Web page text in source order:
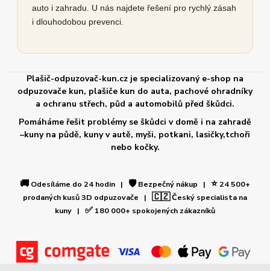
auto i zahradu. U nás najdete řešení pro rychlý zásah
i dlouhodobou prevenci.
Plašič-odpuzovač-kun.cz je specializovaný e-shop na
odpuzovače kun, plašiče kun do auta, pachové ohradníky
a ochranu střech, půd a automobilů před škůdci.
Pomáháme řešit problémy se škůdci v domě i na zahradě
–kuny na půdě, kuny v autě, myši, potkani, lasičky,tchoři
nebo kočky.
🚚 Odesíláme do 24 hodin | 🛡️Bezpečný nákup | ⭐24 500+
prodaných kusů 3D odpuzovače | 🇨🇿Český specialista na
kuny | ✅ 180 000+ spokojených zákazníků